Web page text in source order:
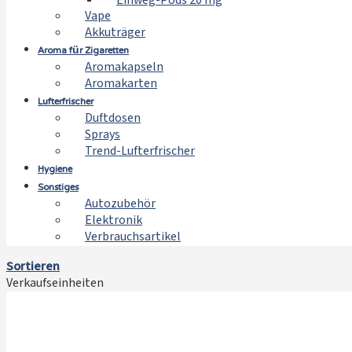
Vape
Akkuträger
Aroma für Zigaretten
Aromakapseln
Aromakarten
Lufterfrischer
Duftdosen
Sprays
Trend-Lufterfrischer
Hygiene
Sonstiges
Autozubehör
Elektronik
Verbrauchsartikel
Sortieren
Verkaufseinheiten